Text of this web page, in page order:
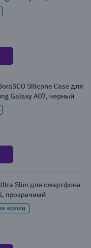
Silicone Case для
Galaxy A07, черный
Slim для смартфона
прозрачный
юрлиц